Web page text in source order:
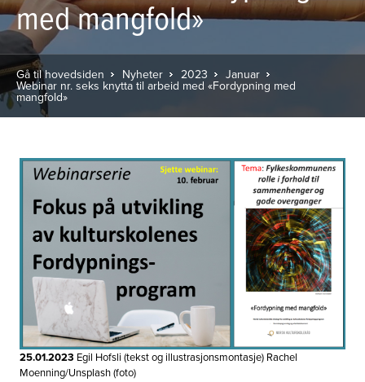
med mangfold»
Gå til hovedsiden Nyheter 2023 Januar
Webinar nr. seks knytta til arbeid med «Fordypning med
mangfold»
25.01.2023 Egil Hofsli (tekst og illustrasjonsmontasje) Rachel
Moenning/Unsplash (foto)